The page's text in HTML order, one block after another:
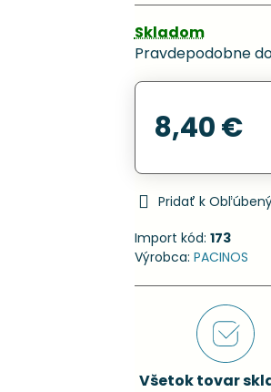
Skladom
Pravdepodobne
8,40 €
Pridať k
Import kód: 173
Výrobca: PACINOS
Všetok tovar